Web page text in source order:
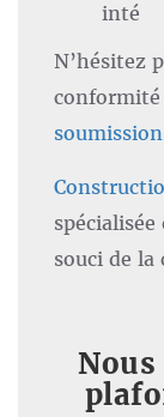
inté
N’hésitez
conformité
soumission
souci de